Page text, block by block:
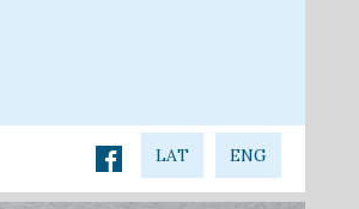
LAT ENG